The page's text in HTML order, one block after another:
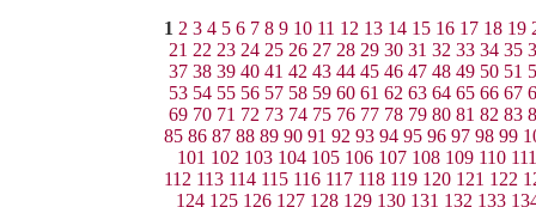
1 2 3 4 5 6 7 8 9 10 11 12 13 14 15 16 17 18 19
21 22 23 24 25 26 27 28 29 30 31 32 33 34 35
37 38 39 40 41 42 43 44 45 46 47 48 49 50 51
53 54 55 56 57 58 59 60 61 62 63 64 65 66 67
69 70 71 72 73 74 75 76 77 78 79 80 81 82 83
85 86 87 88 89 90 91 92 93 94 95 96 97 98 99
101 102 103 104 105 106 107 108 109 110 111
112 113 114 115 116 117 118 119 120 121 122
124 125 126 127 128 129 130 131 132 133